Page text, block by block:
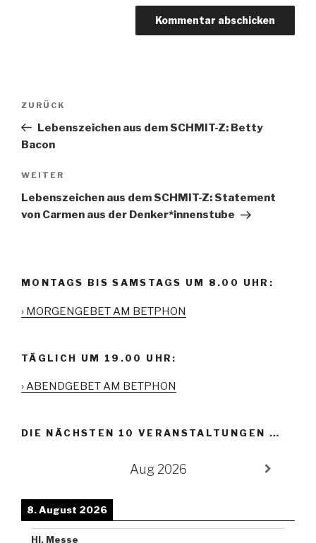
Beitrags-
Vorheriger
Beitrag
ZURÜCK
Lebenszeichen aus dem SCHMIT-Z: Betty
Bacon
Nächster
Beitrag
WEITER
Lebenszeichen aus dem SCHMIT-Z: Statement
von Carmen aus der Denker*innenstube
MONTAGS BIS SAMSTAGS UM 8.00 UHR:
› MORGENGEBET AM BETPHON
TÄGLICH UM 19.00 UHR:
› ABENDGEBET AM BETPHON
DIE NÄCHSTEN 10 VERANSTALTUNGEN …
Aug 2026
8. August 2026
Hl. Messe